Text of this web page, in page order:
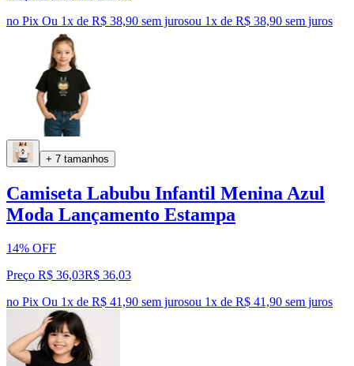
no Pix Ou 1x de R$ 38,90 sem jurosou 1x de R$ 38,90 sem juros
+ 7 tamanhos
Camiseta Labubu Infantil Menina Azul
Moda Lançamento Estampa
14% OFF
Preço R$ 36,03R$ 36,03
no Pix Ou 1x de R$ 41,90 sem jurosou 1x de R$ 41,90 sem juros